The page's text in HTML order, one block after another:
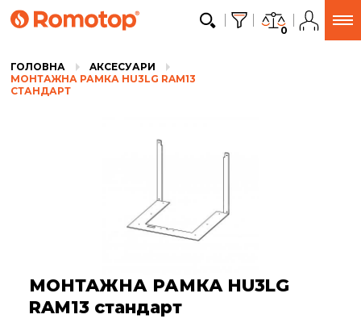
0
ГОЛОВНА
AКСЕСУАРИ
МОНТАЖНА РАМКА HU3LG RAM13
СТАНДАРТ
МОНТАЖНА РАМКА HU3LG
RAM13 стандарт